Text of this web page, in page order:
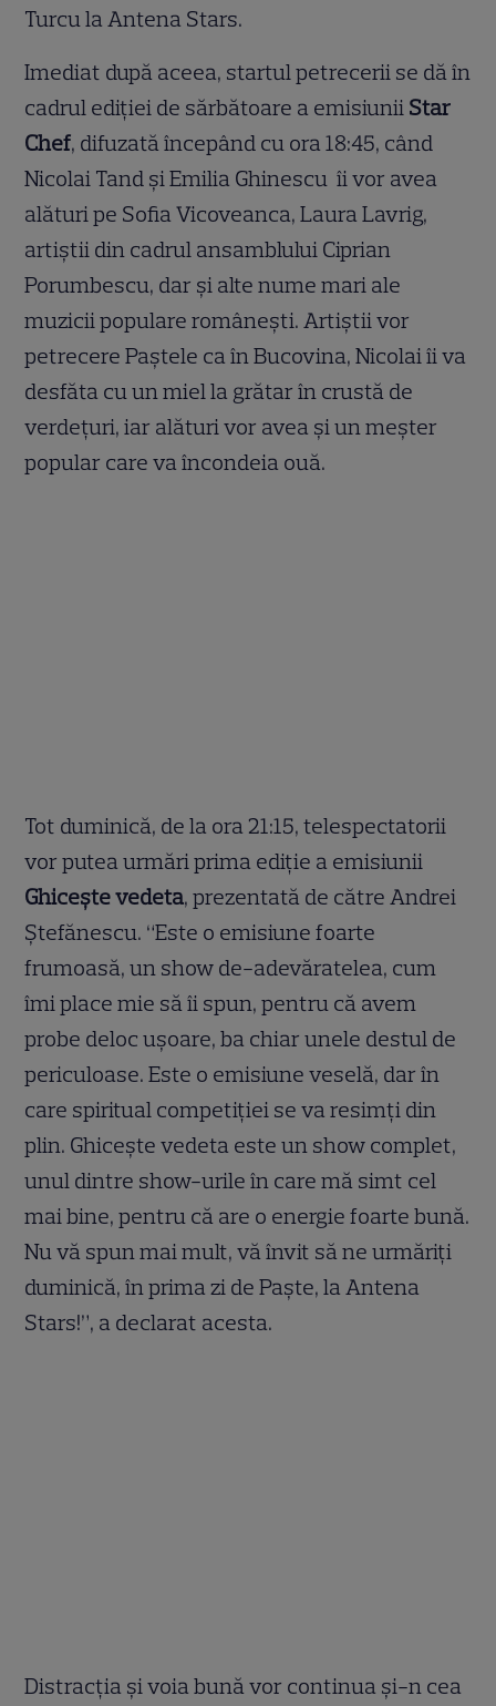
Turcu la Antena Stars.
Imediat după aceea, startul petrecerii se dă în
cadrul ediției de sărbătoare a emisiunii Star
Chef, difuzată începând cu ora 18:45, când
Nicolai Tand și Emilia Ghinescu îi vor avea
alături pe Sofia Vicoveanca, Laura Lavrig,
artiştii din cadrul ansamblului Ciprian
Porumbescu, dar şi alte nume mari ale
muzicii populare româneşti. Artiştii vor
petrecere Paştele ca în Bucovina, Nicolai îi va
desfăta cu un miel la grătar în crustă de
verdeţuri, iar alături vor avea şi un meşter
popular care va încondeia ouă.
Tot duminică, de la ora 21:15, telespectatorii
vor putea urmări prima ediţie a emisiunii
Ghiceşte vedeta, prezentată de către Andrei
Ştefănescu. “Este o emisiune foarte
frumoasă, un show de-adevăratelea, cum
îmi place mie să îi spun, pentru că avem
probe deloc uşoare, ba chiar unele destul de
periculoase. Este o emisiune veselă, dar în
care spiritual competiţiei se va resimţi din
plin. Ghiceşte vedeta este un show complet,
unul dintre show-urile în care mă simt cel
mai bine, pentru că are o energie foarte bună.
Nu vă spun mai mult, vă învit să ne urmăriţi
duminică, în prima zi de Paşte, la Antena
Stars!”, a declarat acesta.
Distracția și voia bună vor continua și-n cea